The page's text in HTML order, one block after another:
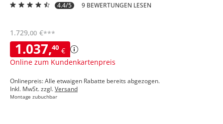
4.4/5
9 BEWERTUNGEN LESEN
1.037,40 €
Online zum Kundenkartenpreis
1.729,00 €***
Onlinepreis: Alle etwaigen Rabatte bereits abgezogen.
Inkl. MwSt. zzgl.Versand
Montage zubuchbar